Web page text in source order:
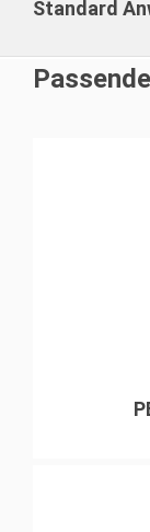
Standard